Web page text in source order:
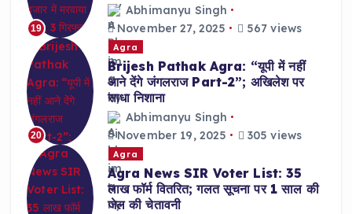
19
Abhimanyu Singh
November 27, 2025
567 views
20
Agra
Brijesh Pathak Agra: “यूपी में नहीं
आने देंगे जंगलराज Part-2”; अखिलेश पर
साधा निशाना
Abhimanyu Singh
November 19, 2025
305 views
Agra
Agra News SIR Voter List: 35
लाख फॉर्म वितरित; गलत सूचना पर 1 साल की
जेल की चेतावनी